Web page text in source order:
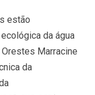
estão
da água
Marracine
da